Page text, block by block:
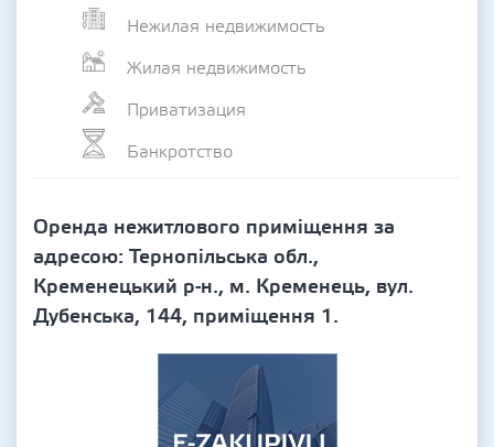
Нежилая недвижимость
Жилая недвижимость
Приватизация
Банкротство
Оренда нежитлового приміщення за
адресою: Тернопільська обл.,
Кременецький р-н., м. Кременець, вул.
Дубенська, 144, приміщення 1.